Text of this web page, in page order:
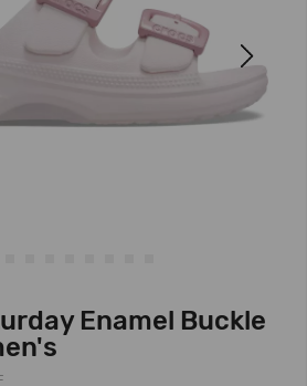
Next
Enamel Buckle